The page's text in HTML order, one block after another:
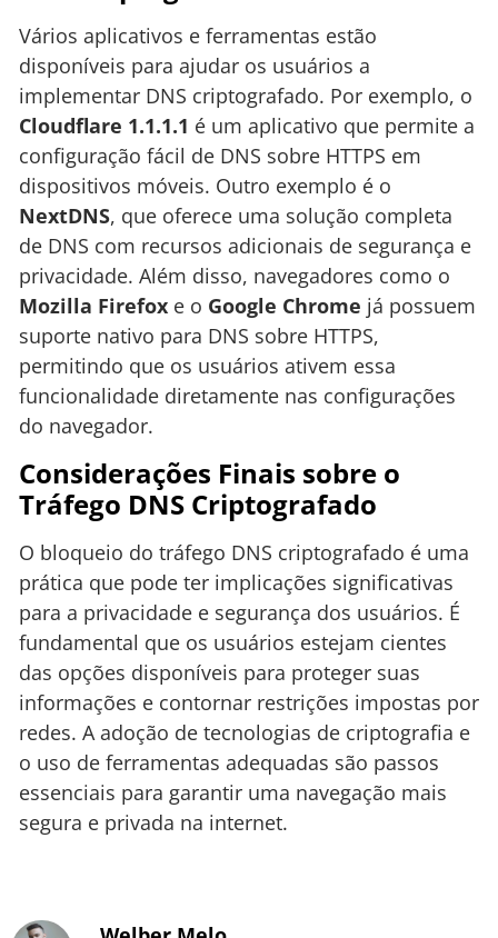
Vários aplicativos e ferramentas estão
disponíveis para ajudar os usuários a
implementar DNS criptografado. Por exemplo, o
Cloudflare 1.1.1.1 é um aplicativo que permite a
configuração fácil de DNS sobre HTTPS em
dispositivos móveis. Outro exemplo é o
NextDNS, que oferece uma solução completa
de DNS com recursos adicionais de segurança e
privacidade. Além disso, navegadores como o
Mozilla Firefox e o Google Chrome já possuem
suporte nativo para DNS sobre HTTPS,
permitindo que os usuários ativem essa
funcionalidade diretamente nas configurações
do navegador.
Considerações Finais sobre o
Tráfego DNS Criptografado
O bloqueio do tráfego DNS criptografado é uma
prática que pode ter implicações significativas
para a privacidade e segurança dos usuários. É
fundamental que os usuários estejam cientes
das opções disponíveis para proteger suas
informações e contornar restrições impostas por
redes. A adoção de tecnologias de criptografia e
o uso de ferramentas adequadas são passos
essenciais para garantir uma navegação mais
segura e privada na internet.